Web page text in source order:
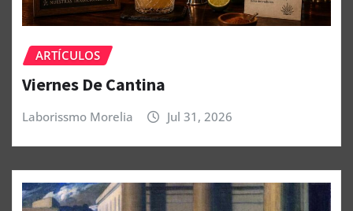
ARTÍCULOS
Viernes De Cantina
Laborissmo Morelia Jul 31, 2026